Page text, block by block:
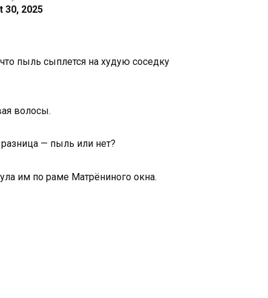
30, 2025
пыль сыплется на худую соседку
волосы.
— пыль или нет?
им по раме Матрёниного окна.